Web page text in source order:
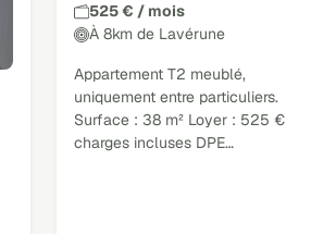
525 € / mois
À 8km de Lavérune
Appartement T2 meublé,
uniquement entre particuliers.
Surface : 38 m² Loyer : 525 €
charges incluses DPE…